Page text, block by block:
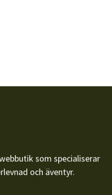
som specialiserar
och äventyr.